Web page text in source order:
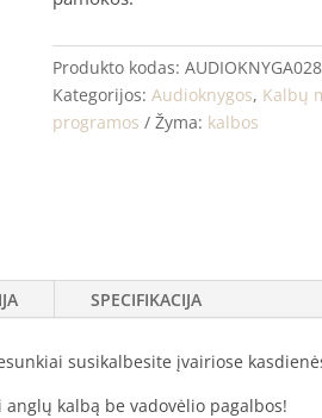
Produkto kodas:
Kategorijos: Audioknygos, Kalbų
programos
Žyma: kalbos
SPECIFIKACIJA
susikalbesite įvairiose
kalbą be vadovėlio pagalbos!